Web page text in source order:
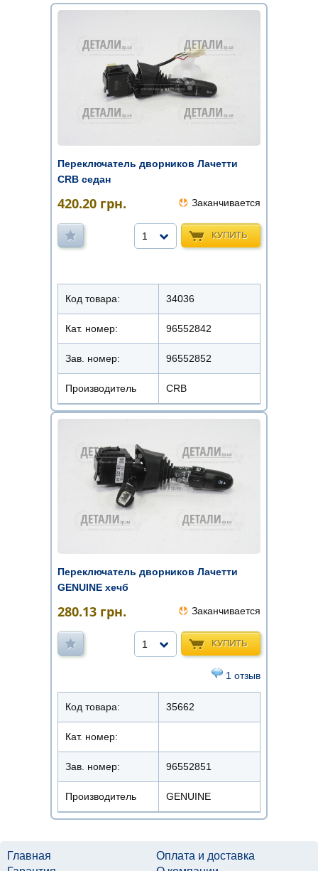
Переключатель дворников Лачетти
CRB седан
420.20 грн. Заканчивается
КУПИТЬ
1
Код товара: 34036
Кат. номер: 96552842
Зав. номер: 96552852
Производитель CRB
Переключатель дворников Лачетти
GENUINE хечб
280.13 грн. Заканчивается
КУПИТЬ
1
1 отзыв
Код товара: 35662
Кат. номер:
Зав. номер: 96552851
Производитель GENUINE
Главная
Оплата и доставка